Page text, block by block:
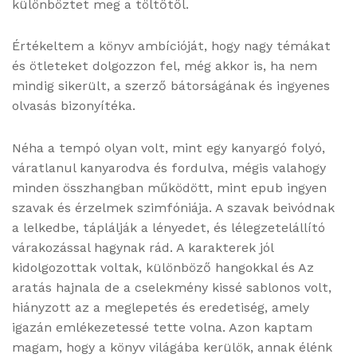
különböztet meg a töltőtől.
Értékeltem a könyv ambícióját, hogy nagy témákat
és ötleteket dolgozzon fel, még akkor is, ha nem
mindig sikerült, a szerző bátorságának és ingyenes
olvasás bizonyítéka.
Néha a tempó olyan volt, mint egy kanyargó folyó,
váratlanul kanyarodva és fordulva, mégis valahogy
minden összhangban működött, mint epub ingyen
szavak és érzelmek szimfóniája. A szavak beivódnak
a lelkedbe, táplálják a lényedet, és lélegzetelállító
várakozással hagynak rád. A karakterek jól
kidolgozottak voltak, különböző hangokkal és Az ​
aratás hajnala de a cselekmény kissé sablonos volt,
hiányzott az a meglepetés és eredetiség, amely
igazán emlékezetessé tette volna. Azon kaptam
magam, hogy a könyv világába kerülök, annak élénk